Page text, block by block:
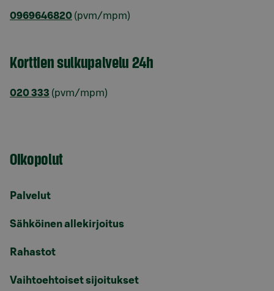
0969646820 (pvm/mpm)
Korttien sulkupalvelu 24h
020 333 (pvm/mpm)
Oikopolut
Palvelut
Sähköinen allekirjoitus
Rahastot
Vaihtoehtoiset sijoitukset